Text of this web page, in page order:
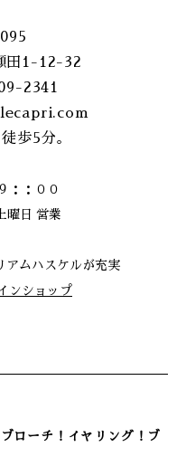
田1-12-32
2341
歩5分。
：：００
曜日 営業
アムハスケルが充実
ンショップ
ローチ！イヤリング！ブ